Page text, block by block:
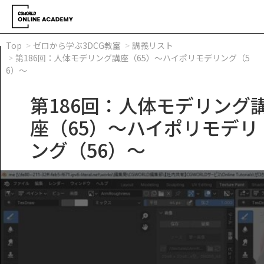
Top ゼロから学ぶ3DCG教室
講義リスト
第186回：人体モデリング講座（65）～ハイポリモデリング（5
6）～
第186回：人体モデリング
座（65）～ハイポリモデリ
ング（56）～